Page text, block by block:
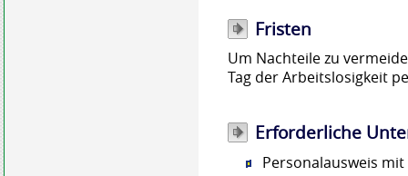
Fristen
Um Nachteile zu
Tag der Arbeitslosigkeit
Erforderliche
Personalausweis